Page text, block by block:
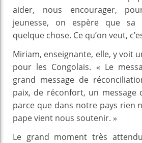
aider, nous encourager,
jeunesse, on espère que sa
quelque chose. Ce qu’on veut,
Miriam, enseignante, elle, y voit
pour les Congolais. « Le
grand message de
paix, de réconfort, un message
parce que dans notre pays rien
pape vient nous soutenir. »
Le grand moment très